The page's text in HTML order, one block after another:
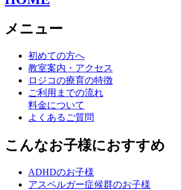
メニュー
初めての方へ
教室案内・アクセス
ロジコの療育の特徴
ご利用までの流れ
料金について
よくあるご質問
こんなお子様におすすめ
ADHDのお子様
アスペルガー症候群のお子様